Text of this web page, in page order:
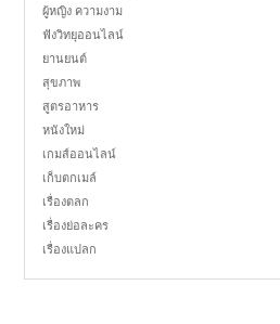
ผู้หญิง ความงาม
ฟังวิทยุออนไลน์
ยานยนต์
สุขภาพ
สูตรอาหาร
หนังใหม่
เกมส์ออนไลน์
เก็บตกเมล์
เรื่องตลก
เรื่องย่อละคร
เรื่องแปลก